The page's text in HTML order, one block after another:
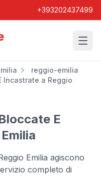
+393202437499
reggio-emilia
Incastrate a Reggio
E
Emilia agiscono
completo di